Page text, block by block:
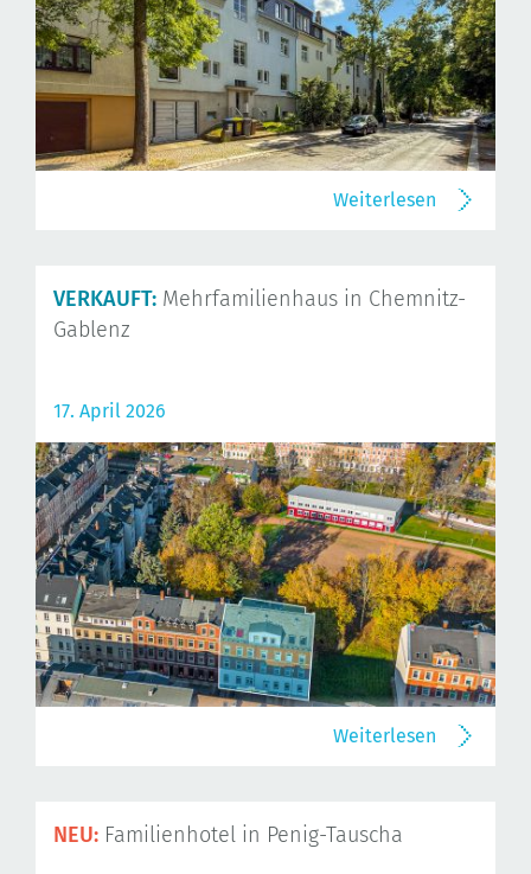
Weiterlesen
VERKAUFT: Mehrfamilienhaus in Chemnitz-
Gablenz
17. April 2026
Weiterlesen
NEU: Familienhotel in Penig-Tauscha